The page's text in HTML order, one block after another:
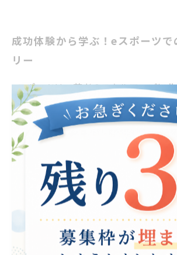
成功体験から学ぶ！eスポーツで
リー
eスポーツは、若者のスキルアップに
を与えています。特に、競技者として
れる成長体験は、他の領域にも応用で
を身につける助けとなります。例えば
思考は、成功するために必須な要素で
の大会で成果を上げた選手たちは、時
能力も高めています。これらのスキル
場でのチーム作業にも役立つのです。
では多様なバックグラウンドを持つプ
き、自分の視野を広げるチャンスもあ